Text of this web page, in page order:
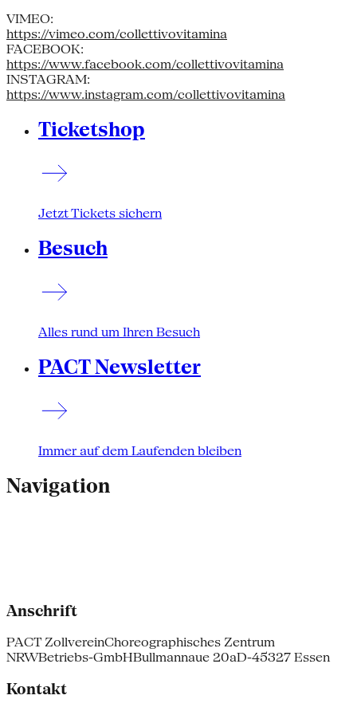
VIMEO:
https://vimeo.com/collettivovitamina
FACEBOOK:
https://www.facebook.com/collettivovitamina
INSTAGRAM:
https://www.instagram.com/collettivovitamina
Ticketshop
Jetzt Tickets sichern
Besuch
Alles rund um Ihren Besuch
PACT Newsletter
Immer auf dem Laufenden bleiben
Navigation
Anschrift
PACT ZollvereinChoreographisches Zentrum
NRWBetriebs-GmbHBullmannaue 20aD-45327 Essen
Kontakt